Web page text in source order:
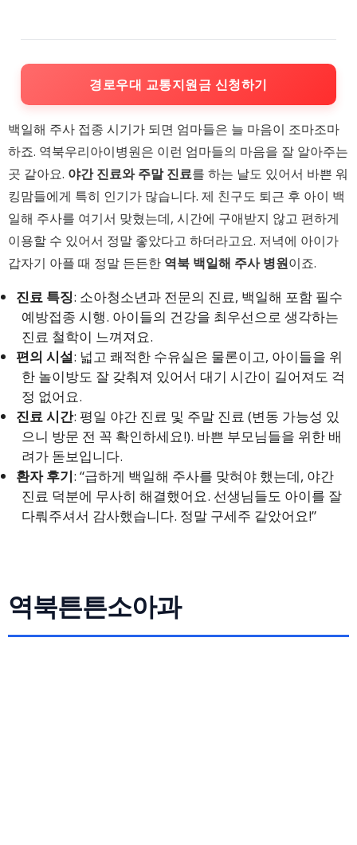
경로우대 교통지원금 신청하기
백일해 주사 접종 시기가 되면 엄마들은 늘 마음이 조마조마
하죠. 역북우리아이병원은 이런 엄마들의 마음을 잘 알아주는
곳 같아요. 야간 진료와 주말 진료를 하는 날도 있어서 바쁜 워
킹맘들에게 특히 인기가 많습니다. 제 친구도 퇴근 후 아이 백
일해 주사를 여기서 맞혔는데, 시간에 구애받지 않고 편하게
이용할 수 있어서 정말 좋았다고 하더라고요. 저녁에 아이가
갑자기 아플 때 정말 든든한 역북 백일해 주사 병원이죠.
진료 특징: 소아청소년과 전문의 진료, 백일해 포함 필수
예방접종 시행. 아이들의 건강을 최우선으로 생각하는
진료 철학이 느껴져요.
편의 시설: 넓고 쾌적한 수유실은 물론이고, 아이들을 위
한 놀이방도 잘 갖춰져 있어서 대기 시간이 길어져도 걱
정 없어요.
진료 시간: 평일 야간 진료 및 주말 진료 (변동 가능성 있
으니 방문 전 꼭 확인하세요!). 바쁜 부모님들을 위한 배
려가 돋보입니다.
환자 후기: “급하게 백일해 주사를 맞혀야 했는데, 야간
진료 덕분에 무사히 해결했어요. 선생님들도 아이를 잘
다뤄주셔서 감사했습니다. 정말 구세주 같았어요!”
역북튼튼소아과